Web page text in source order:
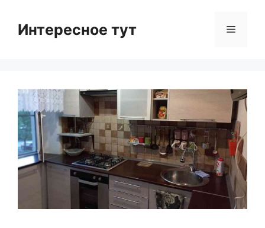
contentИнтересное тут Menu